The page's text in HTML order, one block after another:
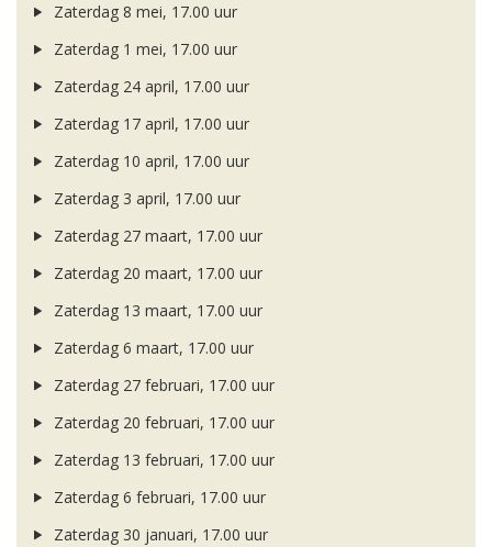
Zaterdag 8 mei, 17.00 uur
Zaterdag 1 mei, 17.00 uur
Zaterdag 24 april, 17.00 uur
Zaterdag 17 april, 17.00 uur
Zaterdag 10 april, 17.00 uur
Zaterdag 3 april, 17.00 uur
Zaterdag 27 maart, 17.00 uur
Zaterdag 20 maart, 17.00 uur
Zaterdag 13 maart, 17.00 uur
Zaterdag 6 maart, 17.00 uur
Zaterdag 27 februari, 17.00 uur
Zaterdag 20 februari, 17.00 uur
Zaterdag 13 februari, 17.00 uur
Zaterdag 6 februari, 17.00 uur
Zaterdag 30 januari, 17.00 uur